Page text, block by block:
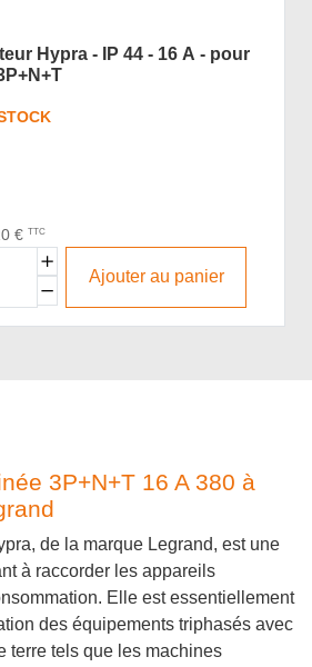
Hypra - IP 44 - 16 A - pour
€ TTC
Ajouter au panier
3P+N+T 16 A 380 à
de la marque Legrand, est une
à raccorder les appareils
Elle est essentiellement
des équipements triphasés avec
terre tels que les machines